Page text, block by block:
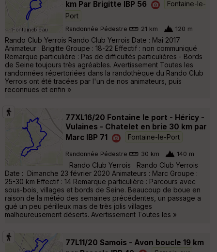
km Par Brigitte IBP 56
Fontaine-le-
Port
Randonnée Pédestre 21 km 120 m
Rando Club Yerrois Rando Club Yerrois Date : Mai 2017
Animateur : Brigitte Groupe : 18-22 Effectif : non communiqué
Remarque particulière : Pas de difficultés particulières - Bords
de Seine toujours très agréables. Avertissement Toutes les
randonnées répertoriées dans la randothèque du Rando Club
Yerrois ont été tracées par l'un de nos animateurs, puis
reconnues et enfin »
77XL16/20 Fontaine le port - Héricy -
Vulaines - Chatelet en brie 30 km par
Marc IBP 71
Fontaine-le-Port
Randonnée Pédestre 30 km 140 m
Rando Club Yerrois Rando Club Yerrois
Date : Dimanche 23 février 2020 Animateurs : Marc Groupe :
25-30 km Effectif : 14 Remarque particulière : Parcours avec
sous-bois, villages et bords de Seine. Beaucoup de boue en
raison de la météo des semaines précédentes, un passage a
gué un peu périlleux mais de très jolis villages
malheureusement déserts. Avertissement Toutes les »
77L11/20 Samois - Avon boucle 19 km